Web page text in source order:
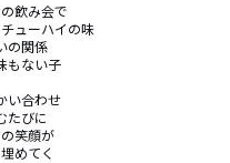
飲み会で
ューハイの味
の関係
もない子
い合わせ
たびに
笑顔が
めてく